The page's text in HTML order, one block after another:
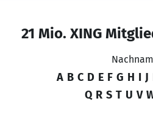
21 Mio. XING
A B C D E F G H I J
Q R S T U V